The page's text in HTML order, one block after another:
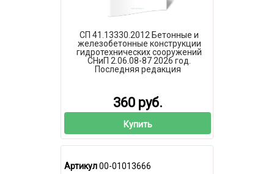
СП 41.13330.2012 Бетонные и
железобетонные конструкции
гидротехнических сооружений
СНиП 2.06.08-87 2026 год.
Последняя редакция
360 руб.
Купить
Артикул00-01013666